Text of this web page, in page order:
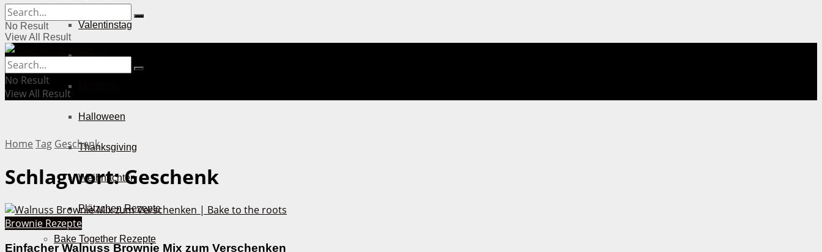
Valentinstag
Ostern
Halloween
Thanksgiving
Weihnachten
Plätzchen Rezepte
Bake Together Rezepte
No Result
View All Result
No Result
View All Result
Home Tag Geschenk
Schlagwort:Geschenk
Brownie Rezepte
Einfacher Walnuss Brownie Mix zum Verschenken